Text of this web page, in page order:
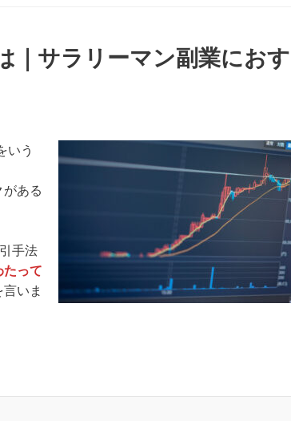
｜サラリーマン副業におす
いう
がある
手法
たって
いま